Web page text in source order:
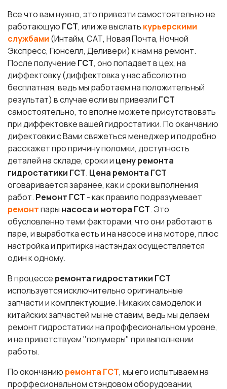
Все что вам нужно, это привезти самостоятельно не
работающую ГСТ, или же выслать курьерскими
службами (Интайм, САТ, Новая Почта, Ночной
Экспресс, Гюнселл, Деливери) к нам на ремонт.
После получение ГСТ, оно попадает в цех, на
диффектовку (диффектовка у нас абсолютно
бесплатная, ведь мы работаем на положительный
результат) в случае если вы привезли ГСТ
самостоятельно, то вполне можете присутствовать
при диффектовке вашей гидростатики. По оканчанию
дифектовки с Вами свяжеться менеджер и подробно
расскажет про причину поломки, доступность
деталей на складе, сроки и цену ремонта
гидростатики ГСТ. Цена ремонта ГСТ
оговаривается заранее, как и сроки выполнения
работ. Ремонт ГСТ - как правило подразумевает
ремонтпары насоса и мотора ГСТ. Это
обусловленно теми факторами, что они работают в
паре, и выработка есть и на насосе и на моторе, плюс
настройка и притирка настэндах осуществляется
один к одному.
В процессе ремонта гидростатики ГСТ
используется исключительно оригинальные
запчасти и комплектующие. Никаких самоделок и
китайских запчастей мы не ставим, ведь мы делаем
ремонт гидростатики на проффесиональном уровне,
и не приветствуем "полумеры" при выполнении
работы.
По окончанию ремонта ГСТ, мы его испытываем на
проффесиональном стэндовом оборудовании,